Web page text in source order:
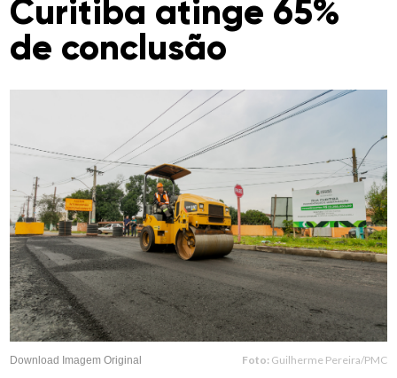
Curitiba atinge 65%
de conclusão
Download Imagem Original Foto: Guilherme Pereira/PMC